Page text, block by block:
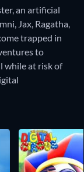
an artificial
Jax, Ragatha,
trapped in
to
while at risk of